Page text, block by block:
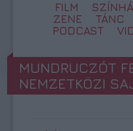
FILM
ZENE
TÁNC
PODCAST
MUNDRUCZÓT
NEMZETKÖZI